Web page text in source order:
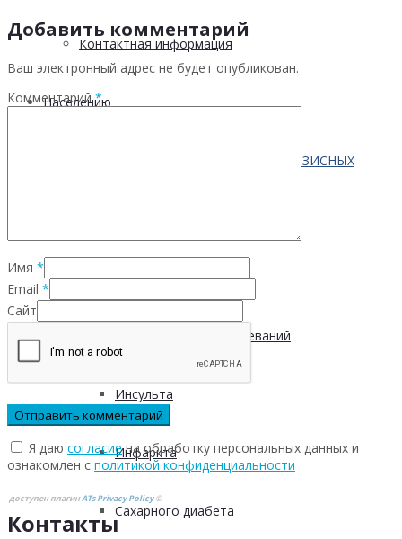
Контактная информация
Населению
ПО ВОПРОСАМ ПРЕОДОЛЕНИЯ КРИЗИСНЫХ
Профилактика
Инфекционных заболеваний
Инсульта
Инфаркта
Сахарного диабета
Добавить комментарий
Ваш электронный адрес не будет опубликован.
Комментарий*
Имя *
Email *
Сайт
Я даю согласиена обработку персональных данных и
ознакомлен с политикой конфиденциальности
доступен плагинATs Privacy Policy©
Контакты